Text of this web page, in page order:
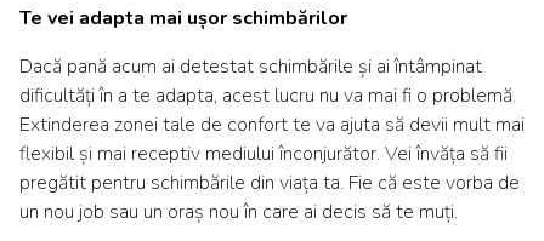
Te vei adapta mai ușor schimbărilor
Dacă pană acum ai detestat schimbările și ai întâmpinat
dificultăți în a te adapta, acest lucru nu va mai fi o problemă.
Extinderea zonei tale de confort te va ajuta să devii mult mai
flexibil și mai receptiv mediului înconjurător. Vei învăța să fii
pregătit pentru schimbările din viața ta. Fie că este vorba de
un nou job sau un oraș nou în care ai decis să te muți.